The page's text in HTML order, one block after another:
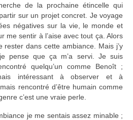
de la prochaine étincelle qui
sur un projet concret. Je voyage
négatives sur la vie, le monde et
me sentir à l’aise avec tout ça. Alors
rester dans cette ambiance. Mais j’y
pense que ça m’a servi. Je suis
quelqu’un comme Benoît ;
intéressant à observer et à
rencontré d’être humain comme
c’est une vraie perle.
je me sentais assez minable ;